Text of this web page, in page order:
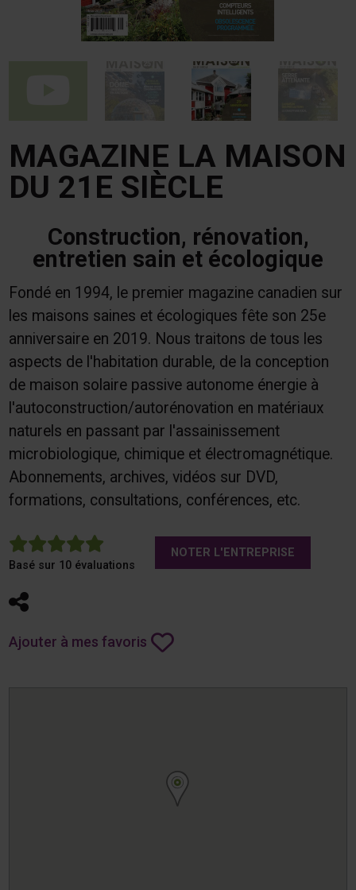
MAGAZINE LA MAISON
DU 21E SIÈCLE
Construction, rénovation,
entretien sain et écologique
Fondé en 1994, le premier magazine canadien sur
les maisons saines et écologiques fête son 25e
anniversaire en 2019. Nous traitons de tous les
aspects de l'habitation durable, de la conception
de maison solaire passive autonome énergie à
l'autoconstruction/autorénovation en matériaux
naturels en passant par l'assainissement
microbiologique, chimique et électromagnétique.
Abonnements, archives, vidéos sur DVD,
formations, consultations, conférences, etc.
5
Basé sur 10 évaluations
NOTER L'ENTREPRISE
Partager
Ajouter à mes favoris